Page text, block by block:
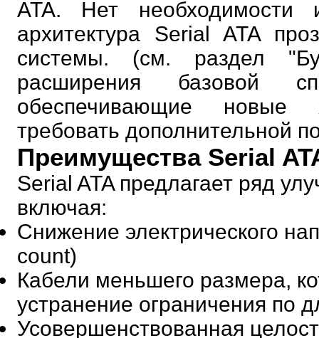
ATA. Нет необходимости
архитектура Serial ATA
системы. (см. раздел
расширения базовой
обеспечивающие новые
требовать дополнительной
Преимущества Serial
Serial ATA предлагает ряд
включая:
Снижение электрического
count)
Кабели меньшего размера,
устранение ограничения по
Усовершенствованная